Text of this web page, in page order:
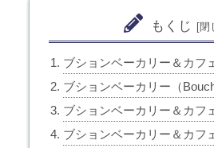
もくじ
ブションベーカリー＆カフ
ブションベーカリー（
ブションベーカリー＆カフ
ブションベーカリー＆カフ